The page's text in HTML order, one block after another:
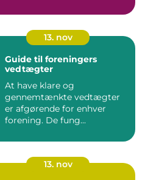
13. nov
Guide til foreningers
vedtægter
At have klare og
gennemtænkte vedtægter
er afgørende for enhver
forening. De fung...
13. nov